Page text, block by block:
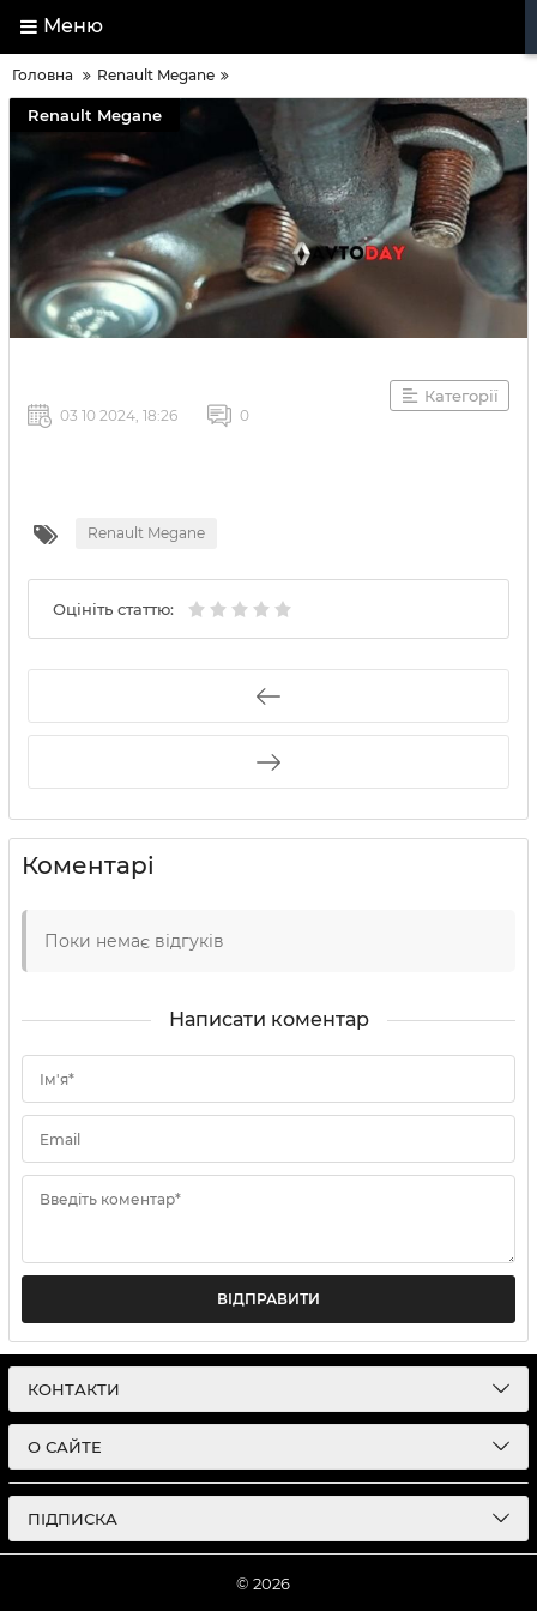
Меню
Головна Renault Megane
Renault Megane
Категорії
03 10 2024, 18:26 0
Renault Megane
Оцініть статтю:
Коментарі
Поки немає відгуків
Написати коментар
Ім'я*
Email
Введіть коментар*
ВІДПРАВИТИ
КОНТАКТИ
О САЙТЕ
ПІДПИСКА
© 2026